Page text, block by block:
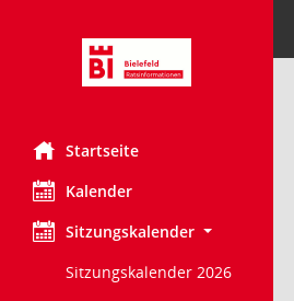
Startseite
Kalender
Sitzungskalender
Sitzungskalender 2026